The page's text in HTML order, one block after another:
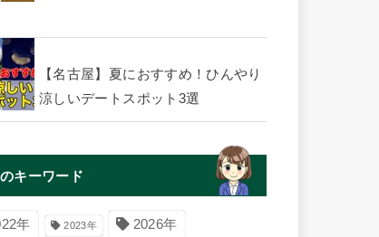
【名古屋】夏におすすめ！ひんやり
涼しいデートスポット3選
キーワード
年 2023年 2026年